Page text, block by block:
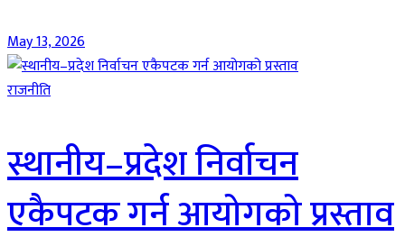
May 13, 2026
राजनीति
स्थानीय–प्रदेश निर्वाचन
एकैपटक गर्न आयोगको प्रस्ताव